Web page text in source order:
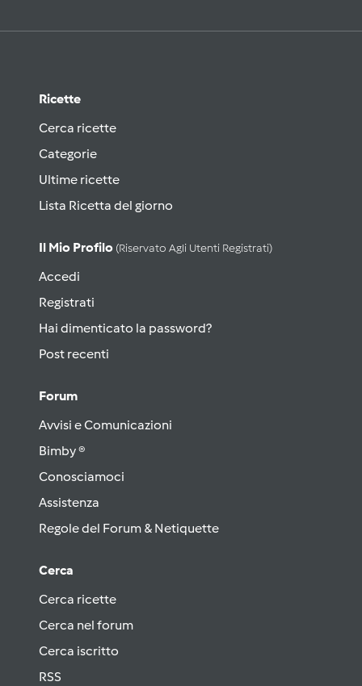
Ricette
Cerca ricette
Categorie
Ultime ricette
Lista Ricetta del giorno
Il Mio Profilo (riservato Agli Utenti Registrati)
Accedi
Registrati
Hai dimenticato la password?
Post recenti
Forum
Avvisi e Comunicazioni
Bimby ®
Conosciamoci
Assistenza
Regole del Forum & Netiquette
Cerca
Cerca ricette
Cerca nel forum
Cerca iscritto
RSS